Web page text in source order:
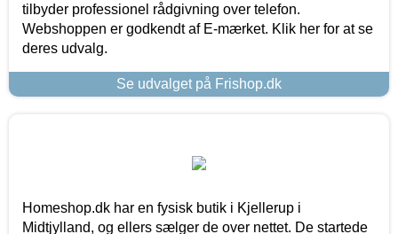
tilbyder professionel rådgivning over telefon.
Webshoppen er godkendt af E-mærket. Klik her for at se
deres udvalg.
Se udvalget på Frishop.dk
Homeshop.dk har en fysisk butik i Kjellerup i
Midtjylland, og ellers sælger de over nettet. De startede